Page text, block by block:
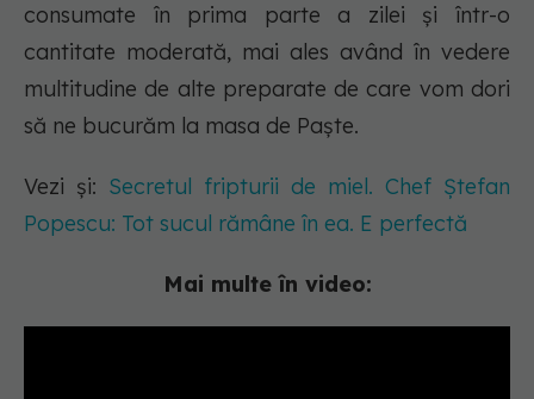
consumate în prima parte a zilei și într-o
cantitate moderată, mai ales având în vedere
multitudine de alte preparate de care vom dori
să ne bucurăm la masa de Paște.
Vezi și: Secretul fripturii de miel. Chef Ștefan
Popescu: Tot sucul rămâne în ea. E perfectă
Mai multe în video: